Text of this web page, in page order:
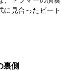
に見合ったビート
裏側